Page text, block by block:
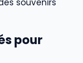
souvenirs
pour